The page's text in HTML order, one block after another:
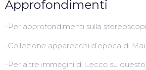
Approfondimenti
-Per approfondimenti sulla
-Collezione apparecchi d’epoca di
-Per altre immagini di Lecco su